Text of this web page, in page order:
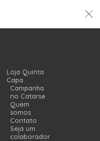
Loja Quinta
Capa
Campanha
no Catarse
Quem
somos
Contato
Seja um
colaborador